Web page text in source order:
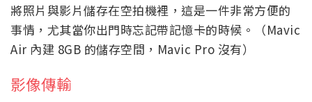
將照片與影片儲存在空拍機裡，這是一件非常方便的
事情，尤其當你出門時忘記帶記憶卡的時候。（Mavic
Air 內建 8GB 的儲存空間，Mavic Pro 沒有）
影像傳輸